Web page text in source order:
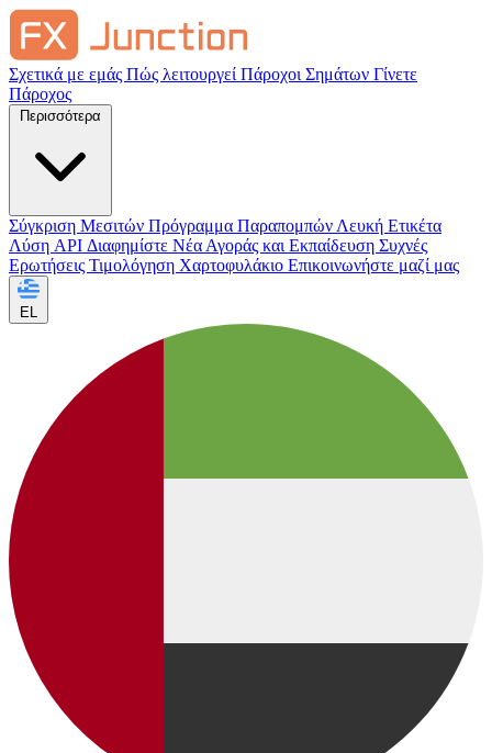
Σχετικά με εμάς Πώς λειτουργεί Πάροχοι Σημάτων Γίνετε
Πάροχος
Σύγκριση Μεσιτών Πρόγραμμα Παραπομπών Λευκή Ετικέτα
Λύση API Διαφημίστε Νέα Αγοράς και Εκπαίδευση Συχνές
Ερωτήσεις Τιμολόγηση Χαρτοφυλάκιο Επικοινωνήστε μαζί μας
EL